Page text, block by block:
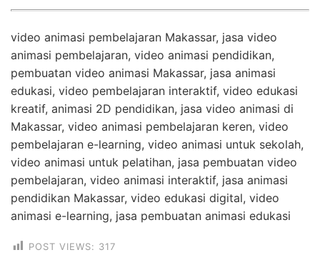
video animasi pembelajaran Makassar, jasa video
animasi pembelajaran, video animasi pendidikan,
pembuatan video animasi Makassar, jasa animasi
edukasi, video pembelajaran interaktif, video edukasi
kreatif, animasi 2D pendidikan, jasa video animasi di
Makassar, video animasi pembelajaran keren, video
pembelajaran e-learning, video animasi untuk sekolah,
video animasi untuk pelatihan, jasa pembuatan video
pembelajaran, video animasi interaktif, jasa animasi
pendidikan Makassar, video edukasi digital, video
animasi e-learning, jasa pembuatan animasi edukasi
POST VIEWS: 317